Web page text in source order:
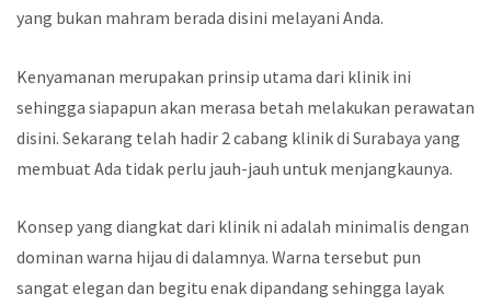
yang bukan mahram berada disini melayani Anda.
Kenyamanan merupakan prinsip utama dari klinik ini
sehingga siapapun akan merasa betah melakukan perawatan
disini. Sekarang telah hadir 2 cabang klinik di Surabaya yang
membuat Ada tidak perlu jauh-jauh untuk menjangkaunya.
Konsep yang diangkat dari klinik ni adalah minimalis dengan
dominan warna hijau di dalamnya. Warna tersebut pun
sangat elegan dan begitu enak dipandang sehingga layak